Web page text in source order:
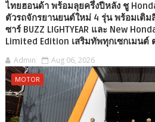
ไทยฮอนด้า พร้อมลุยครึ่งปีหลัง ชู
ตัวรถจักรยานยนต์ใหม่ 4 รุ่น พร้อมเติ
ซาร์ BUZZ LIGHTYEAR และ New
Limited Edition เสริมทัพทุกเซกเมนต์
Admin Aug 06, 2026
MOTOR